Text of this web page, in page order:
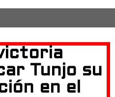
Tunjo su
en el